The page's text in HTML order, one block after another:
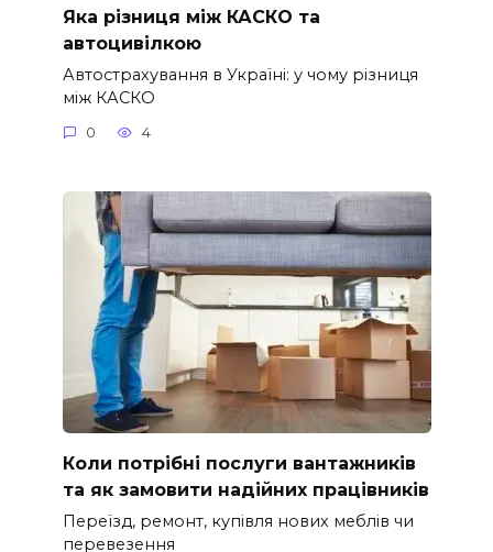
Яка різниця між КАСКО та
автоцивілкою
Автострахування в Україні: у чому різниця
між КАСКО
0 4
Коли потрібні послуги вантажників
та як замовити надійних працівників
Переїзд, ремонт, купівля нових меблів чи
перевезення